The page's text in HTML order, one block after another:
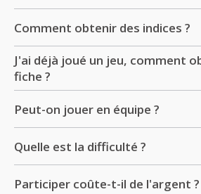
Comment obtenir des indices ?
J'ai déjà joué un jeu, comment
fiche ?
Peut-on jouer en équipe ?
Quelle est la difficulté ?
Participer coûte-t-il de l'argent ?